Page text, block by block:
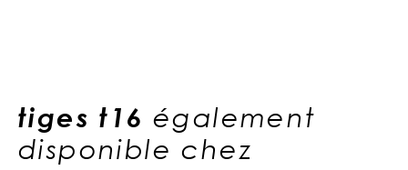
tiges t16 également
disponible chez